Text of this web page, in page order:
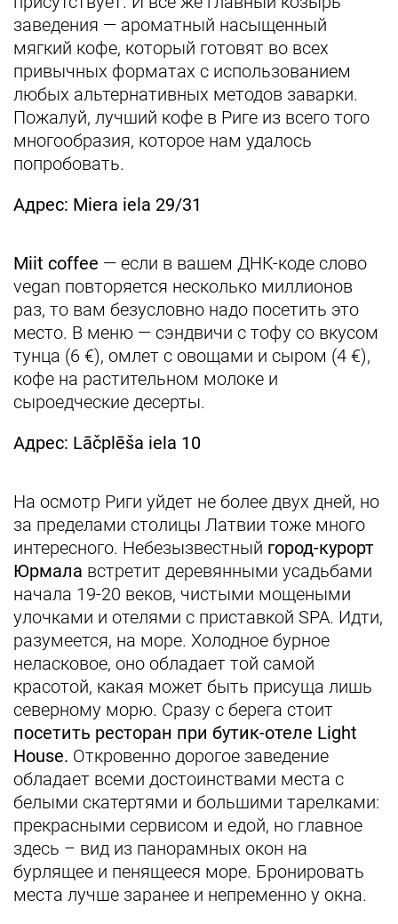
заведения — ароматный насыщенный
мягкий кофе, который готовят во всех
привычных форматах с использованием
любых альтернативных методов заварки.
Пожалуй, лучший кофе в Риге из всего того
многообразия, которое нам удалось
попробовать.
Адрес: Miera iela 29/31
Miit coffee — если в вашем ДНК-коде слово
vegan повторяется несколько миллионов
раз, то вам безусловно надо посетить это
место. В меню — сэндвичи с тофу со вкусом
тунца (6 €), омлет с овощами и сыром (4 €),
кофе на растительном молоке и
сыроедческие десерты.
Адрес: Lāčplēša iela 10
На осмотр Риги уйдет не более двух дней, но
за пределами столицы Латвии тоже много
интересного. Небезызвестный город-курорт
Юрмала встретит деревянными усадьбами
начала 19-20 веков, чистыми мощеными
улочками и отелями с приставкой SPA. Идти,
разумеется, на море. Холодное бурное
неласковое, оно обладает той самой
красотой, какая может быть присуща лишь
северному морю. Сразу с берега стоит
посетить ресторан при бутик-отеле Light
House. Откровенно дорогое заведение
обладает всеми достоинствами места с
белыми скатертями и большими тарелками:
прекрасными сервисом и едой, но главное
здесь – вид из панорамных окон на
бурлящее и пенящееся море. Бронировать
места лучше заранее и непременно у окна.